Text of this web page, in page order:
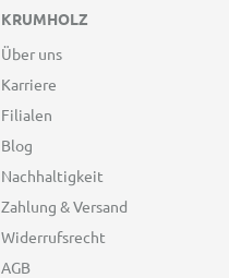
KRUMHOLZ
Über uns
Karriere
Filialen
Blog
Nachhaltigkeit
Zahlung & Versand
Widerrufsrecht
AGB